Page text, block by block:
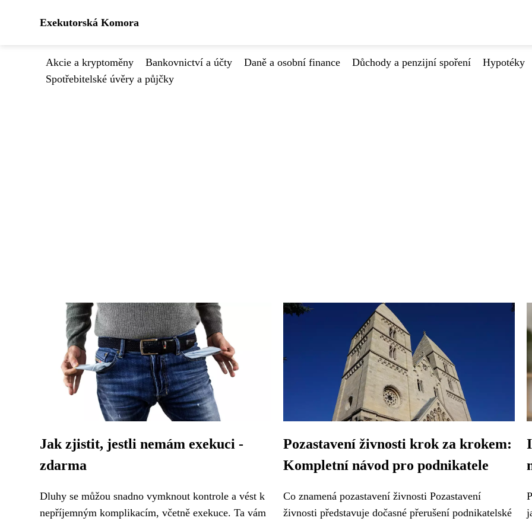
Exekutorská Komora
Akcie a kryptoměny Bankovnictví a účty Daně a osobní finance Důchody a penzijní spoření
Hypotéky
Spotřebitelské úvěry a půjčky
Jak zjistit, jestli nemám exekuci -
zdarma
Dluhy se můžou snadno vymknout kontrole a vést k
nepříjemným komplikacím, včetně exekuce. Ta vám
Pozastavení živnosti krok za krokem:
Kompletní návod pro podnikatele
Co znamená pozastavení živnosti Pozastavení
živnosti představuje dočasné přerušení podnikatelské